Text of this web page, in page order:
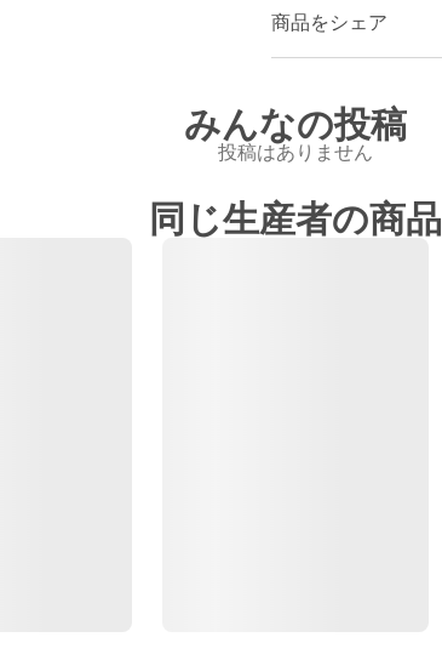
商品をシェア
みんなの投稿
投稿はありません
同じ生産者の商品